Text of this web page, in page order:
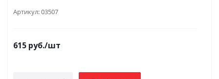
Артикул:03507
615 руб./шт